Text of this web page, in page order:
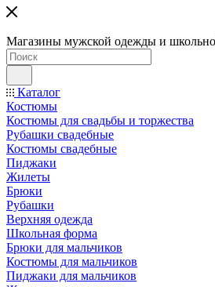
Магазины мужской одежды и
Каталог
Костюмы
Костюмы для свадьбы и торжества
Рубашки свадебные
Костюмы свадебные
Пиджаки
Жилеты
Брюки
Рубашки
Верхняя одежда
Школьная форма
Брюки для мальчиков
Костюмы для мальчиков
Пиджаки для мальчиков